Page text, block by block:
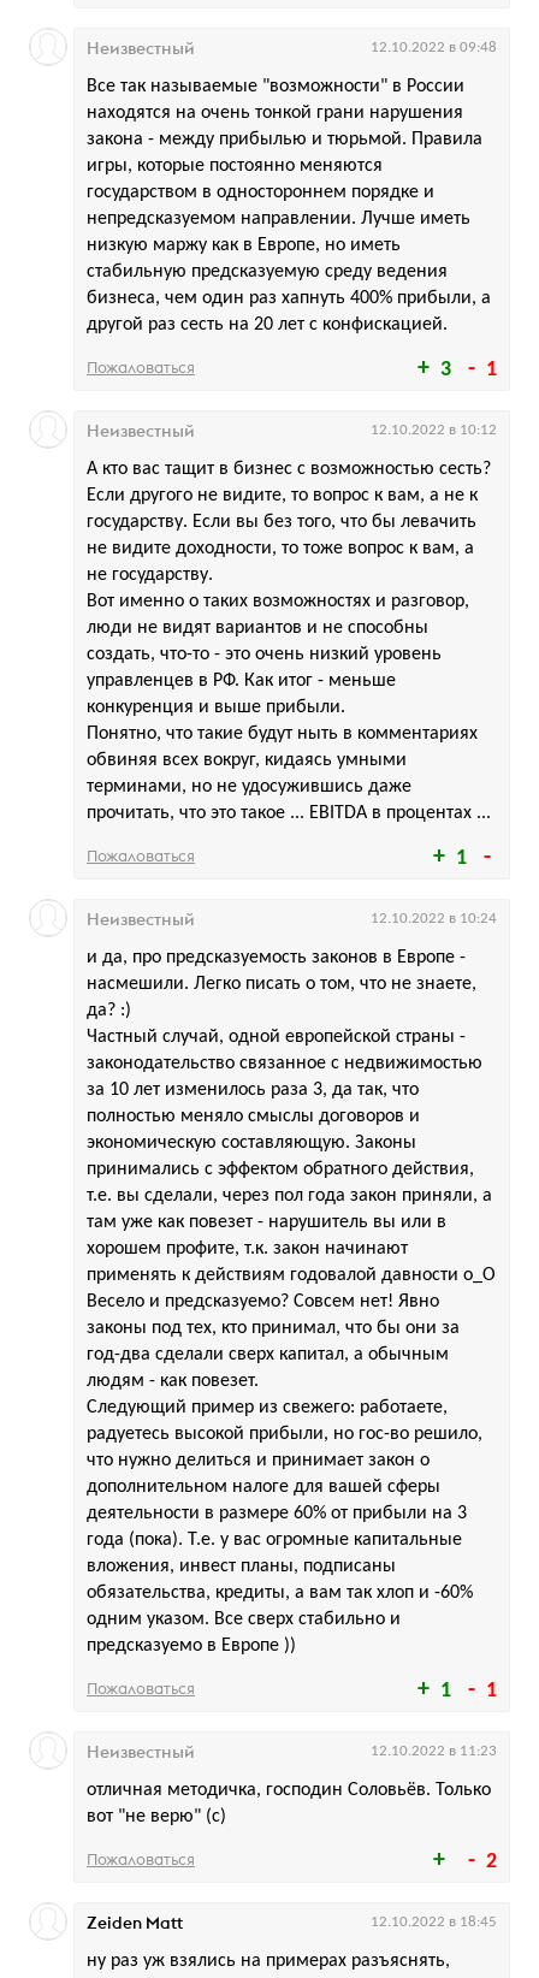
3 1
Все так называемые "возможности" в России
находятся на очень тонкой грани нарушения
закона - между прибылью и тюрьмой. Правила
игры, которые постоянно меняются
государством в одностороннем порядке и
непредсказуемом направлении. Лучше иметь
низкую маржу как в Европе, но иметь
стабильную предсказуемую среду ведения
бизнеса, чем один раз хапнуть 400% прибыли, а
другой раз сесть на 20 лет с конфискацией.
Неизвестный 12.10.2022 в 09:48
Пожаловаться
1
А кто вас тащит в бизнес с возможностью сесть?
Если другого не видите, то вопрос к вам, а не к
государству. Если вы без того, что бы левачить
не видите доходности, то тоже вопрос к вам, а
не государству.
Вот именно о таких возможностях и разговор,
люди не видят вариантов и не способны
создать, что-то - это очень низкий уровень
управленцев в РФ. Как итог - меньше
конкуренция и выше прибыли.
Понятно, что такие будут ныть в комментариях
обвиняя всех вокруг, кидаясь умными
терминами, но не удосужившись даже
прочитать, что это такое ... EBITDA в процентах ...
Неизвестный 12.10.2022 в 10:12
Пожаловаться
1 1
и да, про предсказуемость законов в Европе -
насмешили. Легко писать о том, что не знаете,
да? :)
Частный случай, одной европейской страны -
законодательство связанное с недвижимостью
за 10 лет изменилось раза 3, да так, что
полностью меняло смыслы договоров и
экономическую составляющую. Законы
принимались с эффектом обратного действия,
т.е. вы сделали, через пол года закон приняли, а
там уже как повезет - нарушитель вы или в
хорошем профите, т.к. закон начинают
применять к действиям годовалой давности o_O
Весело и предсказуемо? Совсем нет! Явно
законы под тех, кто принимал, что бы они за
год-два сделали сверх капитал, а обычным
людям - как повезет.
Следующий пример из свежего: работаете,
радуетесь высокой прибыли, но гос-во решило,
что нужно делиться и принимает закон о
дополнительном налоге для вашей сферы
деятельности в размере 60% от прибыли на 3
года (пока). Т.е. у вас огромные капитальные
вложения, инвест планы, подписаны
обязательства, кредиты, а вам так хлоп и -60%
одним указом. Все сверх стабильно и
предсказуемо в Европе ))
Неизвестный 12.10.2022 в 10:24
Пожаловаться
2
отличная методичка, господин Соловьёв. Только
вот "не верю" (с)
Неизвестный 12.10.2022 в 11:23
Пожаловаться
ну раз уж взялись на примерах разъяснять,
Zeiden Matt 12.10.2022 в 18:45